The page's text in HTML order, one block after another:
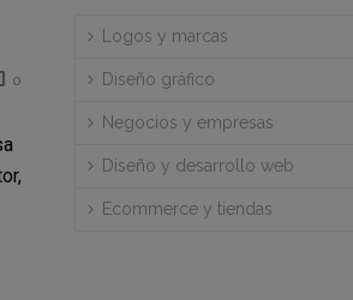
0
Logos y marcas
Diseño gráfico
Negocios y empresas
Diseño y desarrollo web
Ecommerce y tiendas